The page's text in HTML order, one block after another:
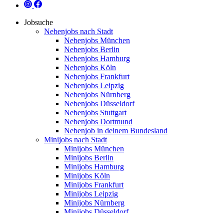
Jobsuche
Nebenjobs nach Stadt
Nebenjobs München
Nebenjobs Berlin
Nebenjobs Hamburg
Nebenjobs Köln
Nebenjobs Frankfurt
Nebenjobs Leipzig
Nebenjobs Nürnberg
Nebenjobs Düsseldorf
Nebenjobs Stuttgart
Nebenjobs Dortmund
Nebenjob in deinem Bundesland
Minijobs nach Stadt
Minijobs München
Minijobs Berlin
Minijobs Hamburg
Minijobs Köln
Minijobs Frankfurt
Minijobs Leipzig
Minijobs Nürnberg